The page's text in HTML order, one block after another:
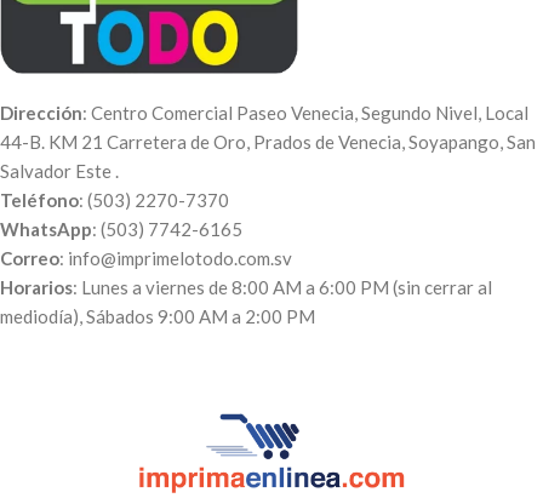
Dirección: Centro Comercial Paseo Venecia, Segundo Nivel, Local
44-B. KM 21 Carretera de Oro, Prados de Venecia, Soyapango, San
Salvador Este .
Teléfono: (503) 2270-7370
WhatsApp: (503) 7742-6165
Correo: info@imprimelotodo.com.sv
Horarios: Lunes a viernes de 8:00 AM a 6:00 PM (sin cerrar al
mediodía), Sábados 9:00 AM a 2:00 PM